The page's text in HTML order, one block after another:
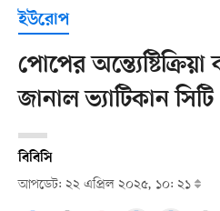
ইউরোপ
পোপের
জানাল ভ্যাটিকান সিটি
বিবিসি
আপডেট: ২২ এপ্রিল ২০২৫, ১০: ২১